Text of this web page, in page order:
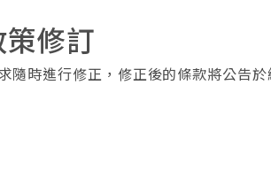
修訂
隨時進行修正，修正後的條款將公告於